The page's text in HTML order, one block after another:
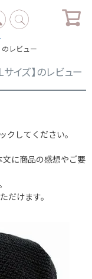
レビュー
サイズ】のレビュー
クしてください。
に商品の感想やご要
だけます。